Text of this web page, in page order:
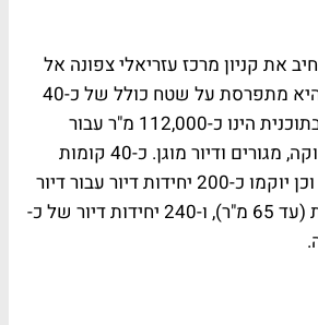
את קניון מרכז עזריאלי צפונה אל
כיוון רחוב נח מוזס, והיא מתפרסת על שטח כולל של כ-40
דונם. היקף הזכויות בתוכנית הינו כ-112,000 מ"ר עבור
שימושי מסחר, תעסוקה, מגורים ודיור מוגן. כ-40 קומות
יוקצו עבור תעסוקה, וכן יוקמו כ-200 יחידות דיור עבור דיור
מוגן, 60 דירות קטנות (עד 65 מ"ר), ו-240 יחידות דיור של כ-